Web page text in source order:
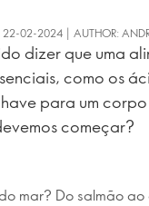
22-02-2024 | AUTHOR:
dizer que uma
como os
para um
começar?
mar? Do salmão